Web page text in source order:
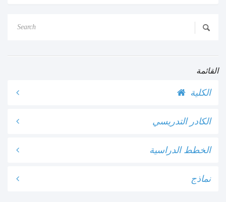
القائمة
الكلية
الكادر التدريسي
الخطط الدراسية
نماذج